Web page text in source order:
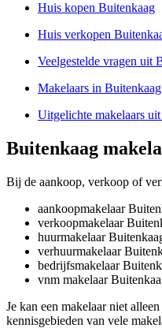
Huis kopen Buitenkaag
Huis verkopen
Veelgestelde vragen uit
Makelaars in Buitenkaag
Uitgelichte makelaars
Buitenkaag
Bij de aankoop, verkoop of
aankoopmakelaar
verkoopmakelaar
huurmakelaar
verhuurmakelaar
bedrijfsmakelaar
vnm makelaar
Je kan een makelaar niet
kennisgebieden van vele